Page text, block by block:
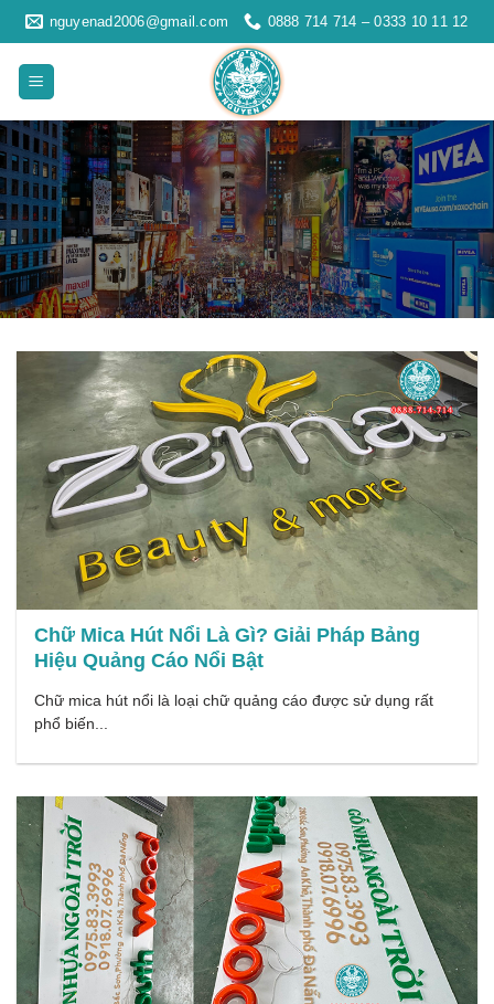
Skip
to
content
nguyenad2006@gmail.com 0888 714 714 – 0333 10 11 12
Chữ Mica Hút Nổi Là Gì? Giải Pháp Bảng
Hiệu Quảng Cáo Nổi Bật
Chữ mica hút nổi là loại chữ quảng cáo được sử dụng rất
phổ biến...